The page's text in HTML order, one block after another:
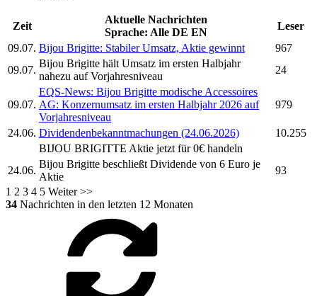
Zeit
Aktuelle Nachrichten
Sprache: Alle DE EN
Leser
09.07. Bijou Brigitte: Stabiler Umsatz, Aktie gewinnt
967
09.07.
Bijou Brigitte hält Umsatz im ersten Halbjahr
nahezu auf Vorjahresniveau
24
09.07.
EQS-News: Bijou Brigitte modische Accessoires
AG: Konzernumsatz im ersten Halbjahr 2026 auf
Vorjahresniveau
979
24.06. Dividendenbekanntmachungen (24.06.2026)
10.255
BIJOU BRIGITTE Aktie jetzt für 0€ handeln
24.06.
Bijou Brigitte beschließt Dividende von 6 Euro je
Aktie
93
1 2 3 4 5 Weiter >>
34 Nachrichten in den letzten 12 Monaten